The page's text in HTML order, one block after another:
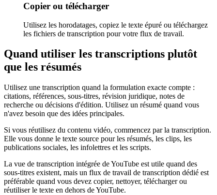
Copier ou télécharger
Utilisez les horodatages, copiez le texte épuré ou téléchargez
les fichiers de transcription pour votre flux de travail.
Quand utiliser les transcriptions plutôt
que les résumés
Utilisez une transcription quand la formulation exacte compte :
citations, références, sous-titres, révision juridique, notes de
recherche ou décisions d'édition. Utilisez un résumé quand vous
n'avez besoin que des idées principales.
Si vous réutilisez du contenu vidéo, commencez par la transcription.
Elle vous donne le texte source pour les résumés, les clips, les
publications sociales, les infolettres et les scripts.
La vue de transcription intégrée de YouTube est utile quand des
sous-titres existent, mais un flux de travail de transcription dédié est
préférable quand vous devez copier, nettoyer, télécharger ou
réutiliser le texte en dehors de YouTube.